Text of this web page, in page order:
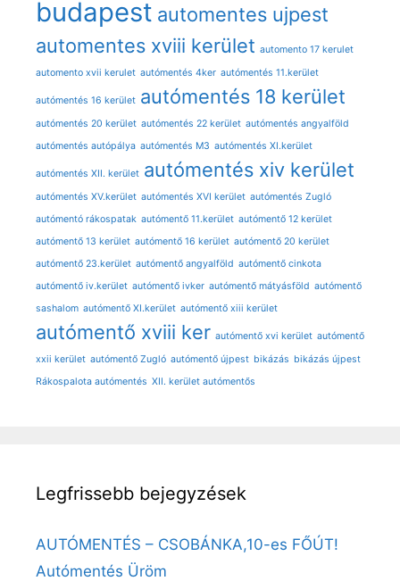
budapest automentes ujpest
automentes xviii kerület automento 17 kerulet
automento xvii kerulet autómentés 4ker autómentés 11.kerület
autómentés 16 kerület autómentés 18 kerület
autómentés 20 kerület autómentés 22 kerület autómentés angyalföld
autómentés autópálya autómentés M3 autómentés XI.kerület
autómentés XII. kerület autómentés xiv kerület
autómentés XV.kerület autómentés XVI kerület autómentés Zugló
autómentó rákospatak autómentő 11.kerület autómentő 12 kerület
autómentő 13 kerület autómentő 16 kerület autómentő 20 kerület
autómentő 23.kerület autómentő angyalföld autómentő cinkota
autómentő iv.kerület autómentő ivker autómentő mátyásföld autómentő
sashalom autómentő XI.kerület autómentő xiii kerület
autómentő xviii ker autómentő xvi kerület autómentő
xxii kerület autómentő Zugló autómentő újpest bikázás bikázás újpest
Rákospalota autómentés XII. kerület autómentős
Legfrissebb bejegyzések
AUTÓMENTÉS – CSOBÁNKA,10-es FŐÚT!
Autómentés Üröm